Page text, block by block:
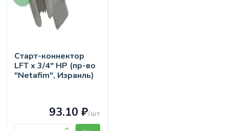
Старт-коннектор
LFT х 3/4" НР (пр-во
"Netafim", Израиль)
93.10 ₽/шт